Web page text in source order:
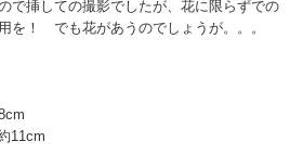
で挿しての撮影でしたが、花に限らずでの
を！ でも花があうのでしょうが。。。
11cm